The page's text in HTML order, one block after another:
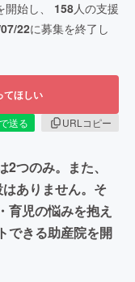
開始し、 158人の支援
22に募集を終了し
てほしい
送る
URLコピー
つのみ。また、
ありません。そ
育児の悩みを抱え
できる助産院を開